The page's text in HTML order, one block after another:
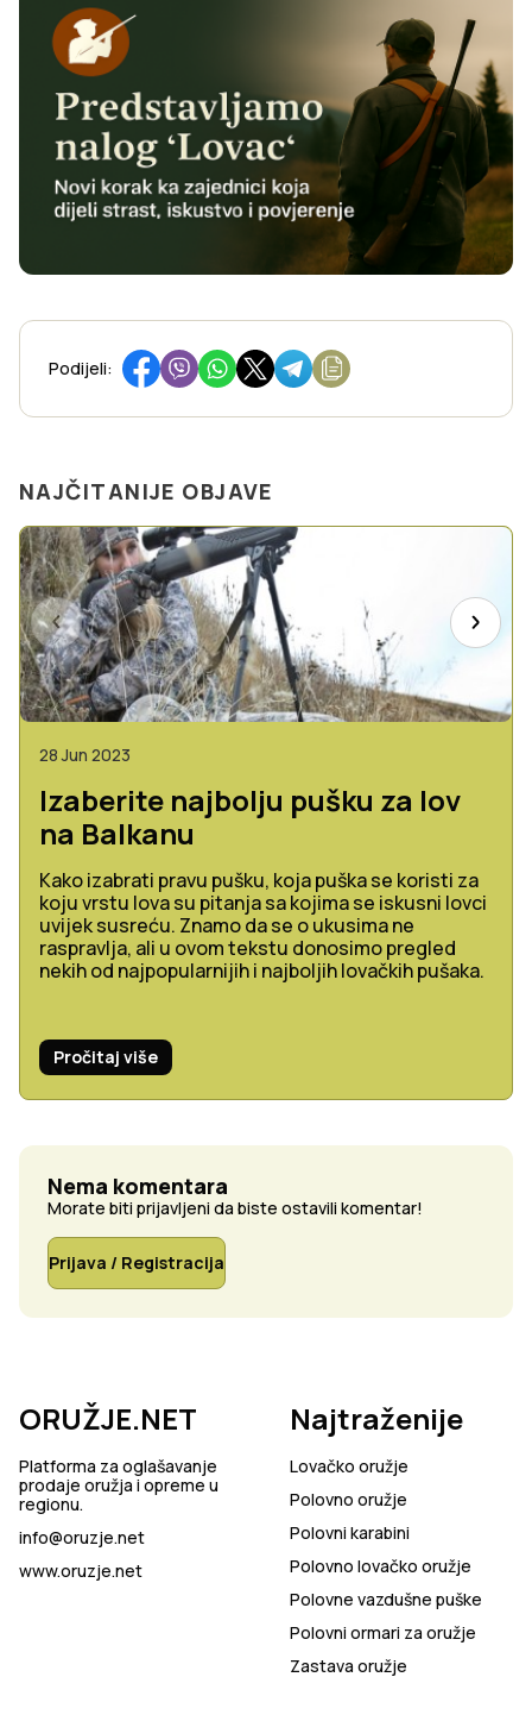
Podijeli:
NAJČITANIJE OBJAVE
28 Jun 2023
Izaberite najbolju pušku za lov
na Balkanu
Kako izabrati pravu pušku, koja puška se koristi za
koju vrstu lova su pitanja sa kojima se iskusni lovci
uvijek susreću. Znamo da se o ukusima ne
raspravlja, ali u ovom tekstu donosimo pregled
nekih od najpopularnijih i najboljih lovačkih pušaka.
Pročitaj više
Nema komentara
Morate biti prijavljeni da biste ostavili komentar!
Prijava / Registracija
ORUŽJE.NET
Platforma za oglašavanje
prodaje oružja i opreme u
regionu.
info@oruzje.net
www.oruzje.net
Najtraženije
Lovačko oružje
Polovno oružje
Polovni karabini
Polovno lovačko oružje
Polovne vazdušne puške
Polovni ormari za oružje
Zastava oružje